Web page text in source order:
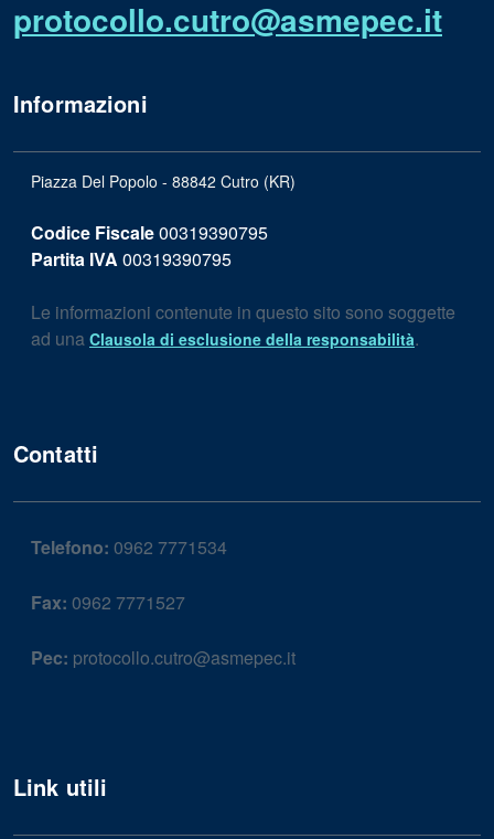
protocollo.cutro@asmepec.it
Informazioni
Piazza Del Popolo - 88842 Cutro (KR)
Codice Fiscale00319390795
Partita IVA 00319390795
Le informazioni contenute in questo sito sono soggette
ad una Clausola di esclusione della responsabilità.
Contatti
Telefono: 0962 7771534
Fax: 0962 7771527
Pec: protocollo.cutro@asmepec.it
Link utili